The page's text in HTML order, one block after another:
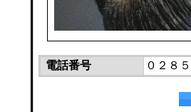
電話番号 ０２８